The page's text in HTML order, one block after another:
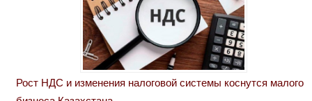
Рост НДС и изменения налоговой системы коснутся малого